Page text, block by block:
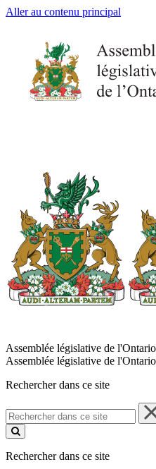
Aller au contenu principal
Assemblée législative de l'Ontario
Assemblée législative de l'Ontario
Rechercher dans ce site
Rechercher
dans
ce
Rechercher dans ce site